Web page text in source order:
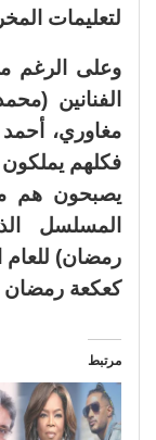
لتعليمات
وعلى الرغم
الفنانين
مغاوري،
فكلهم
يصبحون هم
المسلسل
رمضان) للعام
كعكعة رمضان
مرتبط